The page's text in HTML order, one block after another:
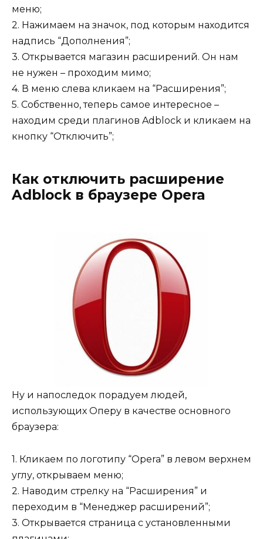
меню;
2. Нажимаем на значок, под которым находится
надпись “Дополнения”;
3. Открывается магазин расширений. Он нам
не нужен – проходим мимо;
4. В меню слева кликаем на “Расширения”;
5. Собственно, теперь самое интересное –
находим среди плагинов Adblock и кликаем на
кнопку “Отключить”;
Как отключить расширение
Adblock в браузере Opera
Ну и напоследок порадуем людей,
использующих Оперу в качестве основного
браузера:
1. Кликаем по логотипу “Opera” в левом верхнем
углу, открываем меню;
2. Наводим стрелку на “Расширения” и
переходим в “Менеджер расширений”;
3. Открывается страница с установленными